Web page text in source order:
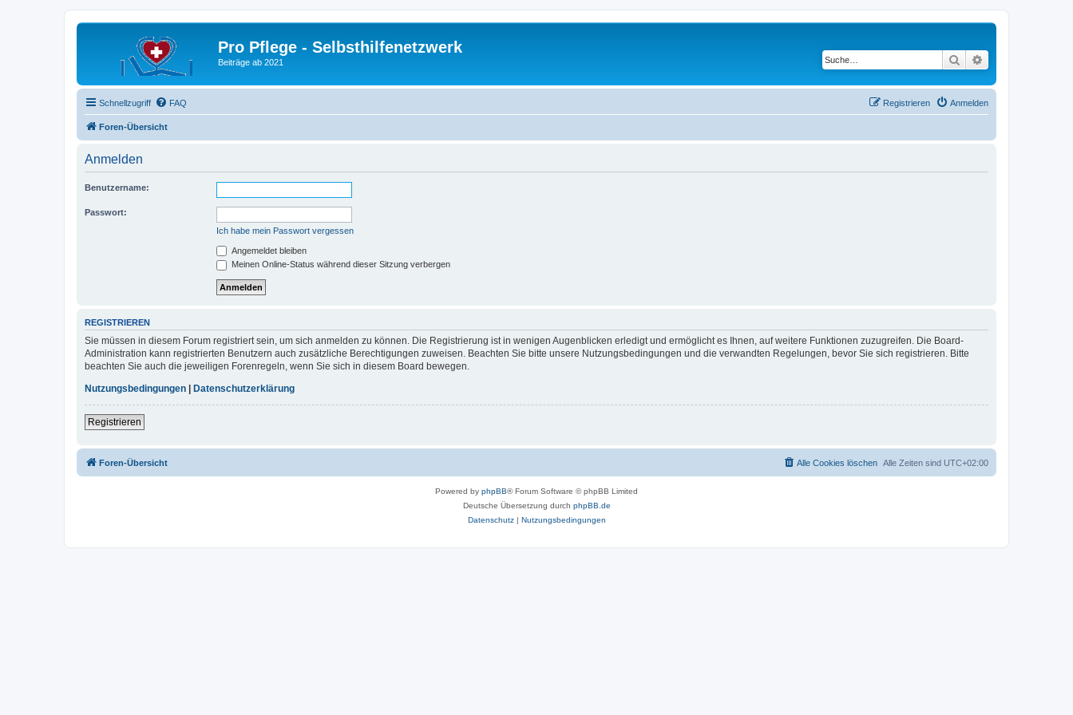
Pro Pflege - Selbsthilfenetzwerk
Beiträge ab 2021 Suche
Schnellzugriff FAQ Anmelden
Registrieren
Foren-Übersicht
Anmelden
Benutzername:
Passwort:
Ich habe mein Passwort vergessen
Angemeldet bleiben
Meinen Online-Status während dieser Sitzung verbergen
REGISTRIEREN
Sie müssen in diesem Forum registriert sein, um sich anmelden zu können. Die Registrierung ist in wenigen Augenblicken erledigt und ermöglicht es Ihnen, auf weitere Funktionen zuzugreifen. Die Board-
Administration kann registrierten Benutzern auch zusätzliche Berechtigungen zuweisen. Beachten Sie bitte unsere Nutzungsbedingungen und die verwandten Regelungen, bevor Sie sich registrieren. Bitte
beachten Sie auch die jeweiligen Forenregeln, wenn Sie sich in diesem Board bewegen.
Nutzungsbedingungen
Datenschutzerklärung
Registrieren
Foren-Übersicht Alle Zeiten sind UTC+02:00
Alle Cookies löschen
Powered by phpBB® Forum Software © phpBB Limited
Deutsche Übersetzung durch phpBB.de
Datenschutz| Nutzungsbedingungen